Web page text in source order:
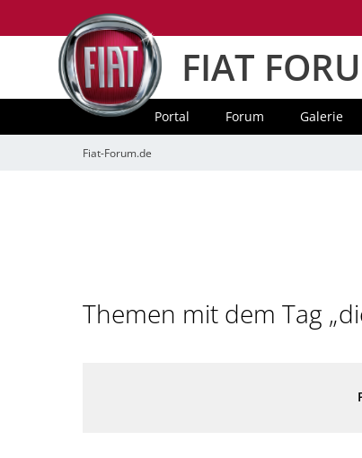
FIAT
Portal Forum Galerie
Fiat-Forum.de
Themen mit dem Tag